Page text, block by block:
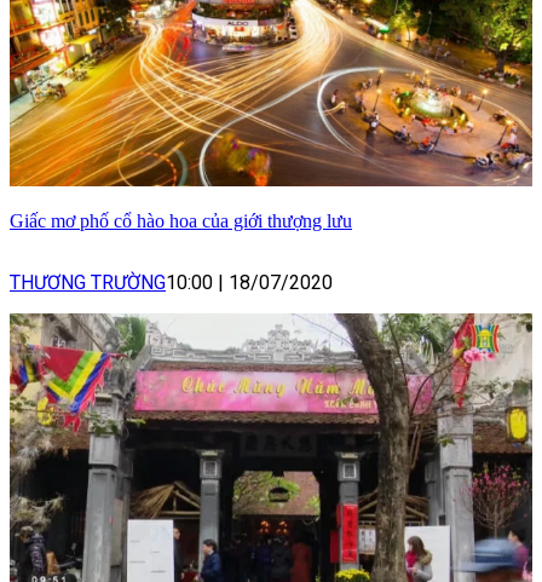
Giấc mơ phố cổ hào hoa của giới thượng lưu
THƯƠNG TRƯỜNG10:00 | 18/07/2020